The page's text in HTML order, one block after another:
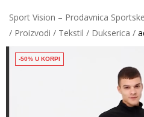
Sport Vision – Prodavnica
Proizvodi
Tekstil Dukserica
-50% U KORPI